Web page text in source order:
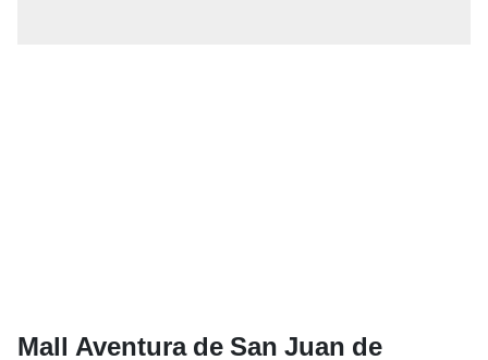
Mall Aventura de San Juan de